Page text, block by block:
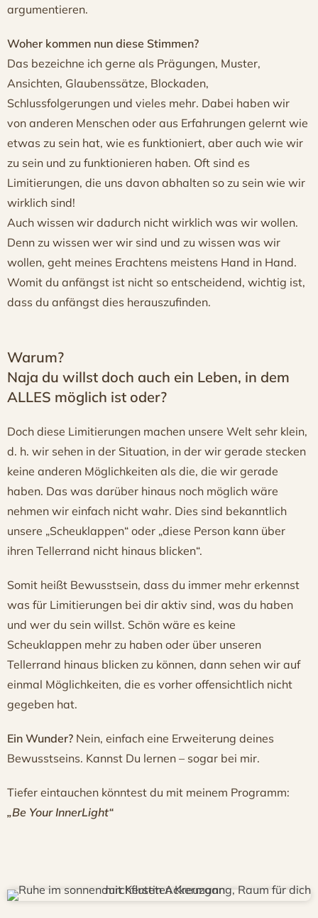
argumentieren.
Woher kommen nun diese Stimmen?
Das bezeichne ich gerne als Prägungen, Muster,
Ansichten, Glaubenssätze, Blockaden,
Schlussfolgerungen und vieles mehr. Dabei haben wir
von anderen Menschen oder aus Erfahrungen gelernt wie
etwas zu sein hat, wie es funktioniert, aber auch wie wir
zu sein und zu funktionieren haben. Oft sind es
Limitierungen, die uns davon abhalten so zu sein wie wir
wirklich sind!
Auch wissen wir dadurch nicht wirklich was wir wollen.
Denn zu wissen wer wir sind und zu wissen was wir
wollen, geht meines Erachtens meistens Hand in Hand.
Womit du anfängst ist nicht so entscheidend, wichtig ist,
dass du anfängst dies herauszufinden.
Warum?
Naja du willst doch auch ein Leben, in dem
ALLES möglich ist oder?
Doch diese Limitierungen machen unsere Welt sehr klein,
d. h. wir sehen in der Situation, in der wir gerade stecken
keine anderen Möglichkeiten als die, die wir gerade
haben. Das was darüber hinaus noch möglich wäre
nehmen wir einfach nicht wahr. Dies sind bekanntlich
unsere „Scheuklappen“ oder „diese Person kann über
ihren Tellerrand nicht hinaus blicken“.
Somit heißt Bewusstsein, dass du immer mehr erkennst
was für Limitierungen bei dir aktiv sind, was du haben
und wer du sein willst. Schön wäre es keine
Scheuklappen mehr zu haben oder über unseren
Tellerrand hinaus blicken zu können, dann sehen wir auf
einmal Möglichkeiten, die es vorher offensichtlich nicht
gegeben hat.
Ein Wunder? Nein, einfach eine Erweiterung deines
Bewusstseins. Kannst Du lernen – sogar bei mir.
Tiefer eintauchen könntest du mit meinem Programm:
„Be Your InnerLight“